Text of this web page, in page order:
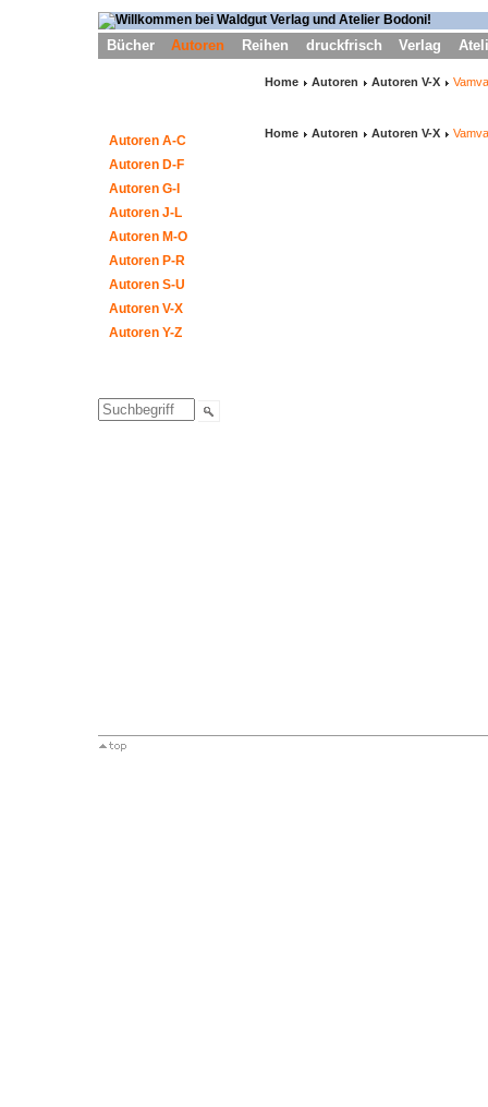
Bücher Autoren Reihen druckfrisch Verlag
Autoren A-C
Autoren D-F
Autoren G-I
Autoren J-L
Autoren M-O
Autoren P-R
Autoren S-U
Autoren V-X
Autoren Y-Z
Home Autoren Autoren V-X
Home Autoren Autoren V-X